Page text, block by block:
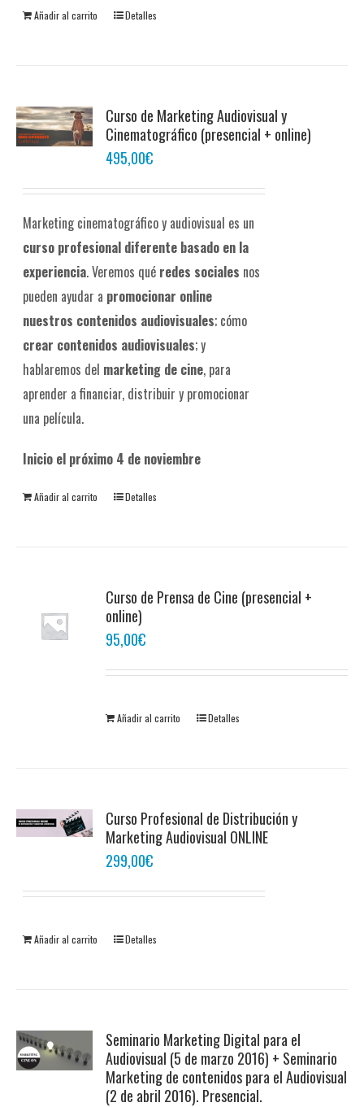
Añadir al carrito Detalles
Curso de Marketing Audiovisual y
Cinematográfico (presencial + online)
495,00€
Marketing cinematográfico y audiovisual es un
curso profesional diferente basado en la
experiencia. Veremos qué redes sociales nos
pueden ayudar a promocionar online
nuestros contenidos audiovisuales; cómo
crear contenidos audiovisuales; y
hablaremos del marketing de cine, para
aprender a financiar, distribuir y promocionar
una película.
Inicio el próximo 4 de noviembre
Añadir al carrito Detalles
Curso de Prensa de Cine (presencial +
online)
95,00€
Añadir al carrito Detalles
Curso Profesional de Distribución y
Marketing Audiovisual ONLINE
299,00€
Añadir al carrito Detalles
Seminario Marketing Digital para el
Audiovisual (5 de marzo 2016) + Seminario
Marketing de contenidos para el Audiovisual
(2 de abril 2016). Presencial.